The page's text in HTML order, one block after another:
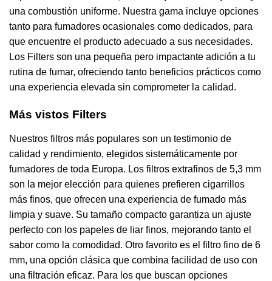
una combustión uniforme. Nuestra gama incluye opciones
tanto para fumadores ocasionales como dedicados, para
que encuentre el producto adecuado a sus necesidades.
Los Filters son una pequeña pero impactante adición a tu
rutina de fumar, ofreciendo tanto beneficios prácticos como
una experiencia elevada sin comprometer la calidad.
Más vistos Filters
Nuestros filtros más populares son un testimonio de
calidad y rendimiento, elegidos sistemáticamente por
fumadores de toda Europa. Los filtros extrafinos de 5,3 mm
son la mejor elección para quienes prefieren cigarrillos
más finos, que ofrecen una experiencia de fumado más
limpia y suave. Su tamaño compacto garantiza un ajuste
perfecto con los papeles de liar finos, mejorando tanto el
sabor como la comodidad. Otro favorito es el filtro fino de 6
mm, una opción clásica que combina facilidad de uso con
una filtración eficaz. Para los que buscan opciones